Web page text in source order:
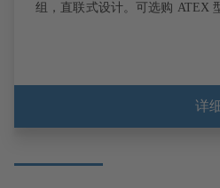
组，直联式设计。可选购 ATEX
详